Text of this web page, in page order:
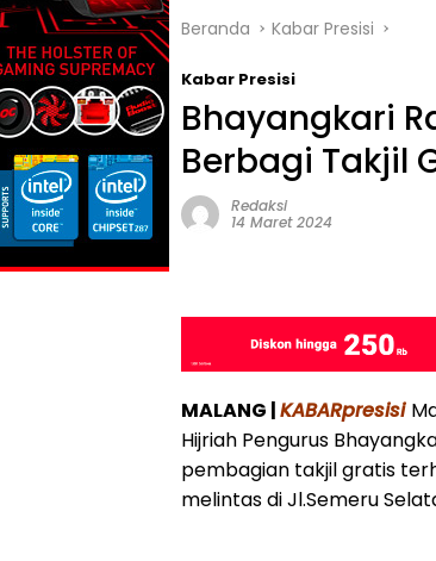
Beranda Kabar Presisi
Kabar Presisi
Bhayangkari
Berbagi Takjil
Redaksi
14 Maret 2024
MALANG |KABARpresisi
Hijriah Pengurus
pembagian takjil gratis
melintas di Jl.Semeru